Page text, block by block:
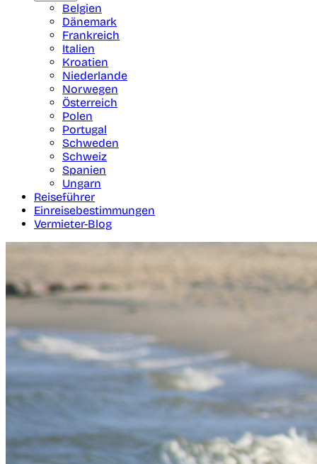
Belgien
Dänemark
Frankreich
Italien
Kroatien
Niederlande
Norwegen
Österreich
Polen
Portugal
Schweden
Schweiz
Spanien
Ungarn
Reiseführer
Einreisebestimmungen
Vermieter-Blog